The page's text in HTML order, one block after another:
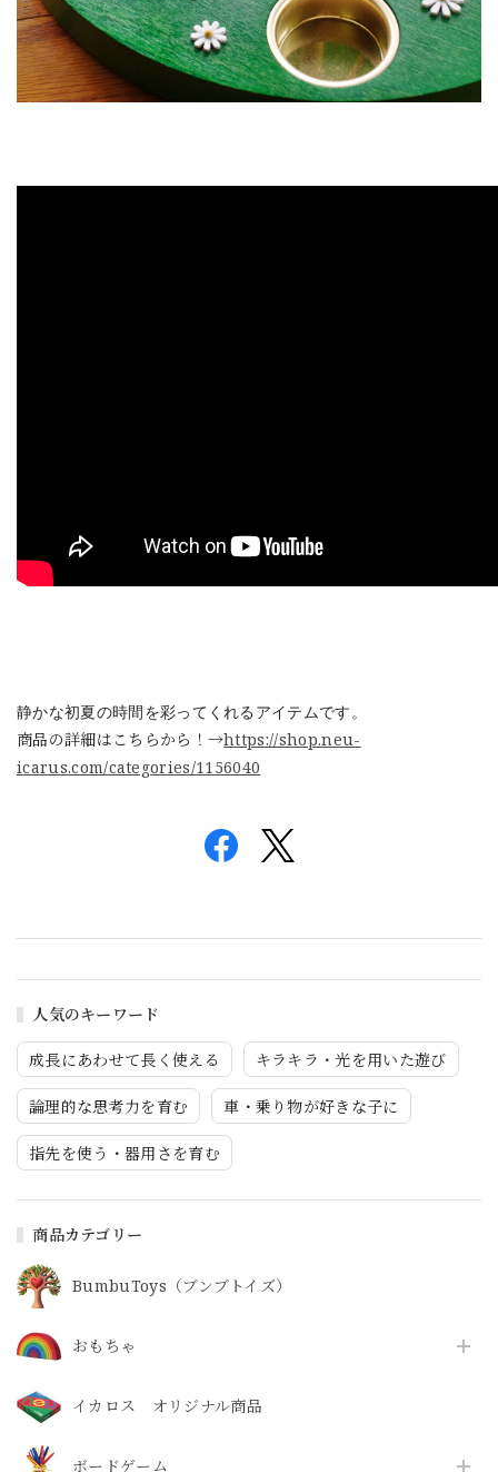
人気のキーワード
成長にあわせて長く使える キラキラ・光を用いた遊び
論理的な思考力を育む 車・乗り物が好きな子に
指先を使う・器用さを育む
商品カテゴリー
BumbuToys（ブンブトイズ）
おもちゃ
イカロス オリジナル商品
ボードゲーム
静かな初夏の時間を彩ってくれるアイテムです。
商品の詳細はこちらから！→https://shop.neu-
icarus.com/categories/1156040